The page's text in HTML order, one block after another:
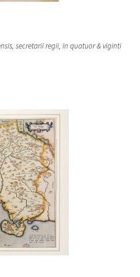
secretarii regii, in quatuor & viginti